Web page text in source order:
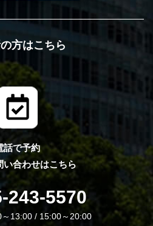
方はこちら
話で予約
い合わせはこちら
243-5570
13:00 / 15:00～20:00